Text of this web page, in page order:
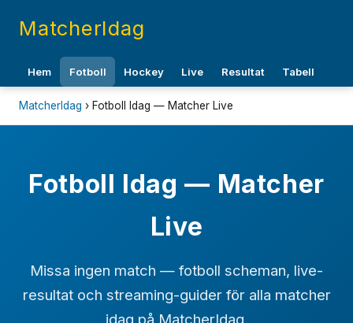
MatcherIdag
Hem Fotboll Hockey Live Resultat Tabell
MatcherIdag › Fotboll Idag — Matcher Live
Fotboll Idag — Matcher
Live
Missa ingen match — fotboll scheman, live-
resultat och streaming-guider för alla matcher
idag på MatcherIdag.